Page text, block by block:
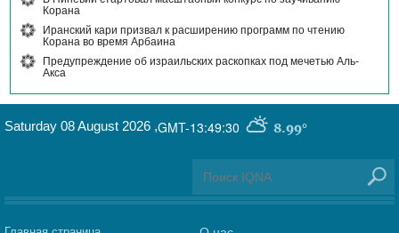
Корана
Иранский кари призвал к расширению программ по чтению
Корана во время Арбаина
Предупреждение об израильских раскопках под мечетью Аль-
Акса
GMT-13:49:30 8.99°
Saturday 08 August 2026 ,